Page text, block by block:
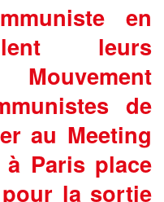
en
leurs
de
au Meeting
Paris place
la sortie